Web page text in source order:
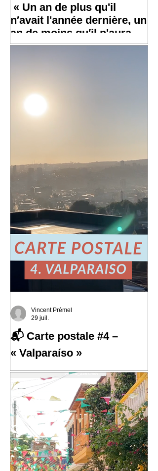
« Un an de plus qu'il
n′avait l'année dernière, un
an de moins qu′il n'aura
l′an prochain »
l'année dernière, un an de moins qu′il
n'aura l′an prochain » 📷 Laurent
📬 Carte postale #4 –
« Valparaíso »
📬 Carte postale #4 – « Valparaíso »
📍 Expédiée de : Valparaíso, Chili
Cette quatrième carte postale nous
emmène au Chili, dans l'une des villes
qui m'a le plus marqué : Valparaíso.
Une ville portuaire cabossée, vibrante,
profondément attachante. Une ville qui
regarde l'océan Pacifique depuis ses
42 cerros, où chaque rue raconte une
Vincent Prémel
29 juil.